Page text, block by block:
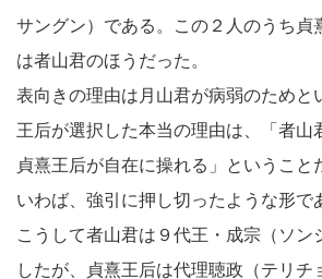
サングン）である。この２人のうち貞
は者山君のほうだった。
表向きの理由は月山君が病弱のためと
王后が選択した本当の理由は、「者山
貞熹王后が自在に操れる」ということ
いわば、強引に押し切ったような形で
こうして者山君は９代王・成宗（ソン
したが、貞熹王后は代理聴政（テリチ